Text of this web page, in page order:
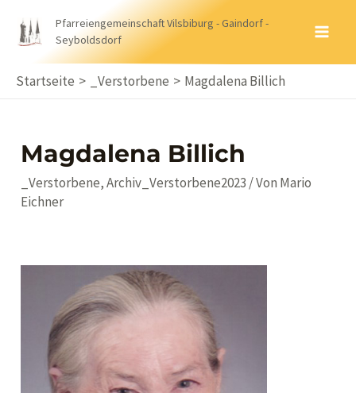
Inhalt
Pfarreiengemeinschaft Vilsbiburg - Gaindorf -
Seyboldsdorf
Startseite _Verstorbene Magdalena Billich
Magdalena Billich
_Verstorbene,Archiv_Verstorbene2023 / Von Mario
Eichner